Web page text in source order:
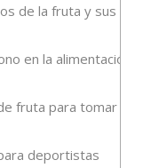
de la fruta y sus
en la alimentación
fruta para tomar en
deportistas